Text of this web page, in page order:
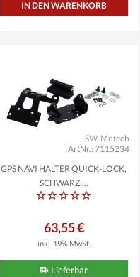
ArtNr.: 7115234
SW-Motech
GPS NAVI HALTER QUICK-LOCK,
SCHWARZ,...
63,55 €
inkl. 19% MwSt.
Lieferbar